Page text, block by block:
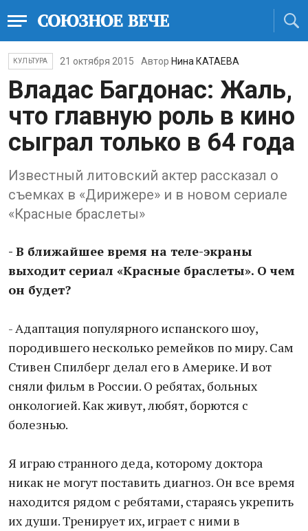
КУЛЬТУРА 21 октября 2015 Автор Нина КАТАЕВА
Владас Багдонас: Жаль,
что главную роль в кино
сыграл только в 64 года
Известный литовский актер рассказал о
съемках в «Дирижере» и в новом сериале
«Красные браслеты»
- В ближайшее время на теле-экраны
выходит сериал «Красные браслеты». О чем
он будет?
- Адаптация популярного испанского шоу,
породившего несколько ремейков по миру. Сам
Стивен Спилберг делал его в Америке. И вот
сняли фильм в России. О ребятах, больных
онкологией. Как живут, любят, борются с
болезнью.
Я играю странного деда, которому доктора
никак не могут поставить диагноз. Он все время
находится рядом с ребятами, стараясь укрепить
их души. Тренирует их, играет с ними в